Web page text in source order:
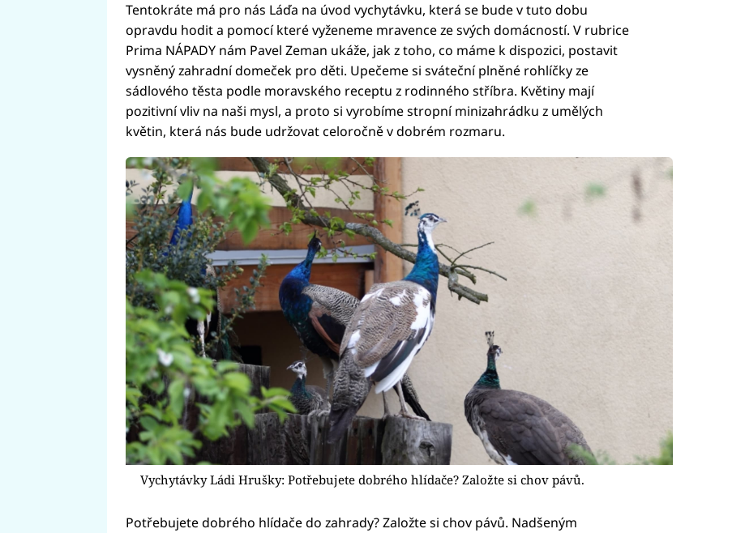
Tentokráte má pro nás Láďa na úvod vychytávku, která se bude v tuto dobu
opravdu hodit a pomocí které vyženeme mravence ze svých domácností. V rubrice
Prima NÁPADY nám Pavel Zeman ukáže, jak z toho, co máme k dispozici, postavit
vysněný zahradní domeček pro děti. Upečeme si sváteční plněné rohlíčky ze
sádlového těsta podle moravského receptu z rodinného stříbra. Květiny mají
pozitivní vliv na naši mysl, a proto si vyrobíme stropní minizahrádku z umělých
květin, která nás bude udržovat celoročně v dobrém rozmaru.
Vychytávky Ládi Hrušky: Potřebujete dobrého hlídače? Založte si chov pávů.
Potřebujete dobrého hlídače do zahrady? Založte si chov pávů. Nadšeným